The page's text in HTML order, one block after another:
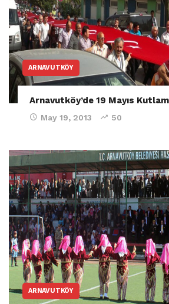
ARNAVUTKÖY
Arnavutköy’de 19 Mayıs
May 19, 2013 50
ARNAVUTKÖY